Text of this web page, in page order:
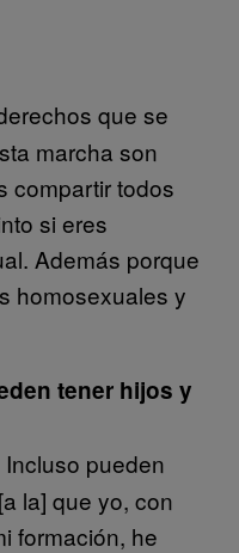
que se
marcha son
compartir todos
si eres
Además porque
homosexuales y
tener hijos y
pueden
la] que yo, con
formación, he